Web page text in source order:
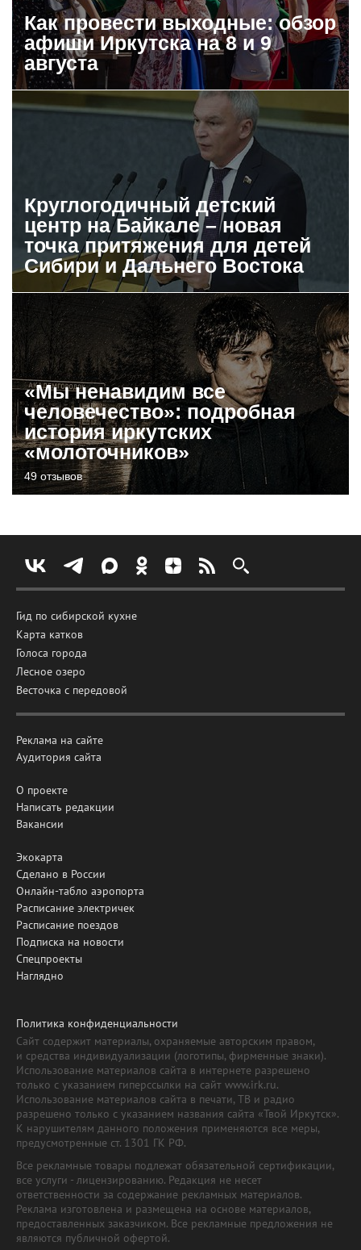
Как провести выходные: обзор
афиши Иркутска на 8 и 9
августа
Круглогодичный детский
центр на Байкале – новая
точка притяжения для детей
Сибири и Дальнего Востока
«Мы ненавидим все
человечество»: подробная
история иркутских
«молоточников»
49 отзывов
Гид по сибирской кухне
Карта катков
Голоса города
Лесное озеро
Весточка с передовой
Реклама на сайте
Аудитория сайта
О проекте
Написать редакции
Вакансии
Экокарта
Сделано в России
Онлайн-табло аэропорта
Расписание электричек
Расписание поездов
Подписка на новости
Спецпроекты
Наглядно
Политика конфиденциальности
Сайт содержит материалы, охраняемые авторским правом,
и средства индивидуализации (логотипы, фирменные знаки).
Использование материалов сайта в интернете разрешено
только с указанием гиперссылки на сайт www.irk.ru.
Использование материалов сайта в печати, ТВ и радио
разрешено только с указанием названия сайта «Твой Иркутск».
К нарушителям данного положения применяются все меры,
предусмотренные ст. 1301 ГК РФ.
Все рекламные товары подлежат обязательной сертификации,
все услуги - лицензированию. Редакция не несет
ответственности за содержание рекламных материалов.
Реклама изготовлена и размещена на основе материалов,
предоставленных заказчиком. Все рекламные предложения не
являются публичной офертой.